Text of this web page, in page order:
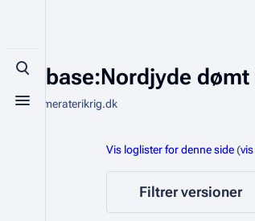
Toggle search
Toggle menu
Database:Nordjyde
Fra Kammeraterikrig.dk
Vis loglister for denne side(
Filtrer versioner